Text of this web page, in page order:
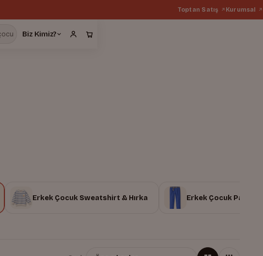
Toptan Satış Kurumsal
Biz Kimiz?
Erkek Çocuk Sweatshirt & Hırka Erkek Çocuk